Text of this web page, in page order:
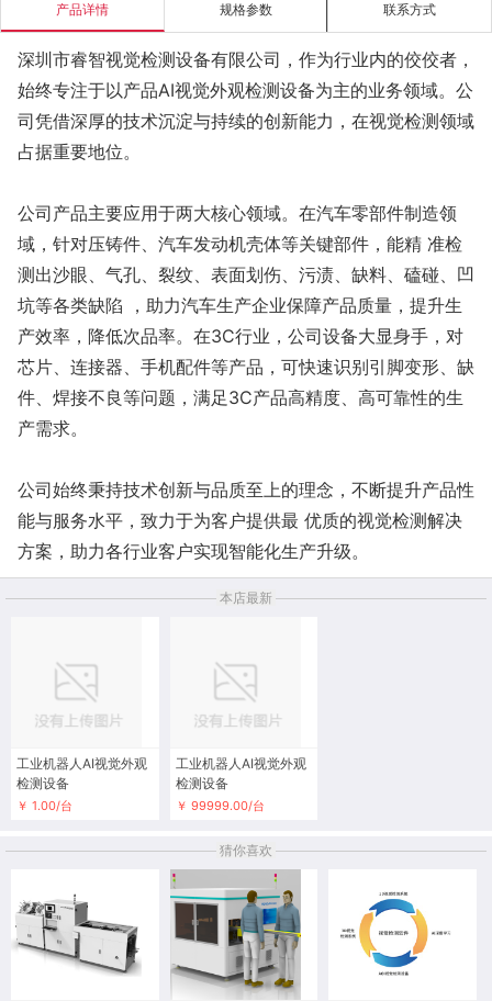
产品详情 规格参数 联系方式
深圳市睿智视觉检测设备有限公司，作为行业内的佼佼者，
始终专注于以产品AI视觉外观检测设备为主的业务领域。公
司凭借深厚的技术沉淀与持续的创新能力，在视觉检测领域
占据重要地位。
公司产品主要应用于两大核心领域。在汽车零部件制造领
域，针对压铸件、汽车发动机壳体等关键部件，能精 准检
测出沙眼、气孔、裂纹、表面划伤、污渍、缺料、磕碰、凹
坑等各类缺陷 ，助力汽车生产企业保障产品质量，提升生
产效率，降低次品率。在3C行业，公司设备大显身手，对
芯片、连接器、手机配件等产品，可快速识别引脚变形、缺
件、焊接不良等问题，满足3C产品高精度、高可靠性的生
产需求。
公司始终秉持技术创新与品质至上的理念，不断提升产品性
能与服务水平，致力于为客户提供最 优质的视觉检测解决
方案，助力各行业客户实现智能化生产升级。
本店最新
工业机器人AI视觉外观
检测设备
￥ 1.00/台
工业机器人AI视觉外观
检测设备
￥ 99999.00/台
猜你喜欢